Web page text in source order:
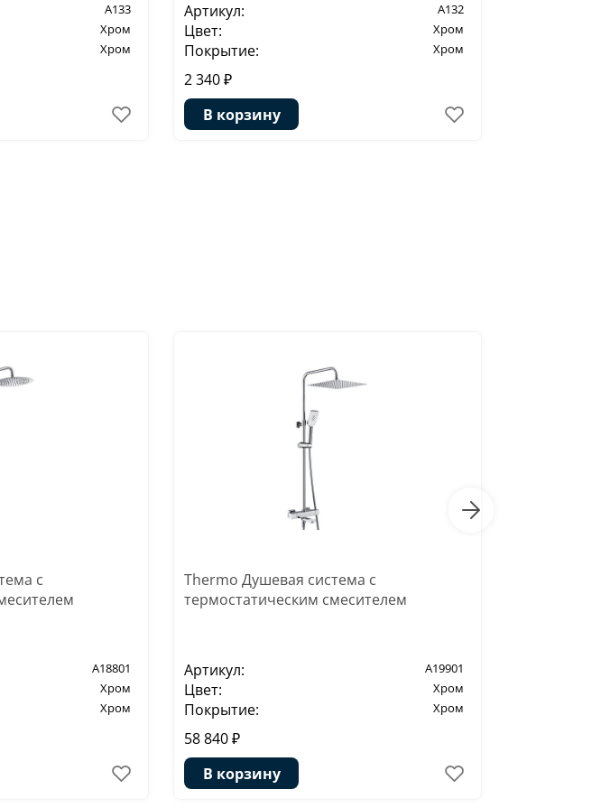
A133
Хром
Хром
Артикул: A132
Цвет: Хром
Покрытие: Хром
2 340 ₽
В корзину
с
A18801
Хром
Хром
Thermo Душевая система с
термостатическим смесителем
Артикул: A19901
Цвет: Хром
Покрытие: Хром
58 840 ₽
В корзину